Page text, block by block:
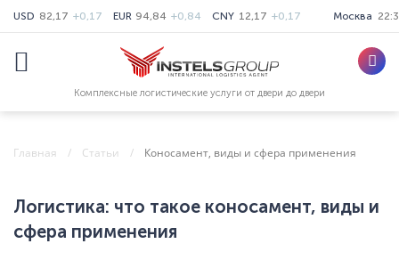
Комплексные логистические услуги от двери до двери
USD 82,17 +0,17 EUR 94,84 +0,84 CNY 12,17 +0,17 Москва
Главная Статьи Коносамент, виды и сфера применения
Логистика: что такое коносамент, виды и
сфера применения